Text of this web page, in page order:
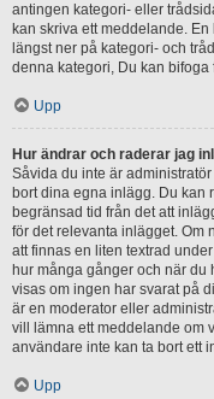
antingen kategori- eller
kan skriva ett meddelande.
längst ner på kategori- och
denna kategori, Du kan
Upp
Hur ändrar och raderar jag
Såvida du inte är
bort dina egna inlägg. Du kan
begränsad tid från det att
för det relevanta inlägget. Om
att finnas en liten textrad
hur många gånger och när du
visas om ingen har svarat på
är en moderator eller
vill lämna ett meddelande om
användare inte kan ta bort ett
Upp